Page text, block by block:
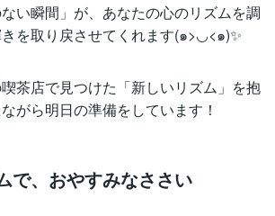
い瞬間」が、あなたの心のリズムを調
を取り戻させてくれます(๑>◡<๑)✨
茶店で見つけた「新しいリズム」を抱
がら明日の準備をしています！
で、おやすみなささい